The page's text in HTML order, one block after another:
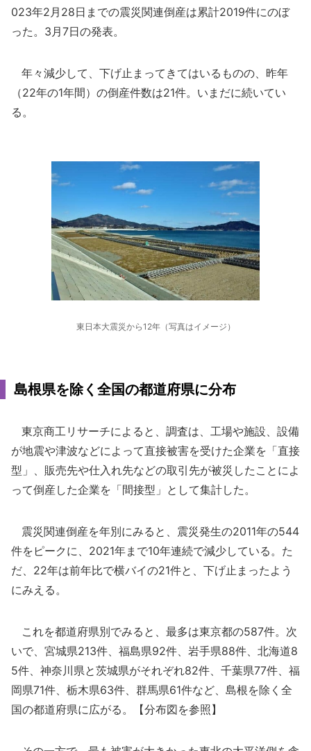
023年2月28日までの震災関連倒産は累計2019件にのぼ
った。3月7日の発表。
年々減少して、下げ止まってきてはいるものの、昨年
（22年の1年間）の倒産件数は21件。いまだに続いてい
る。
東日本大震災から12年（写真はイメージ）
島根県を除く全国の都道府県に分布
東京商工リサーチによると、調査は、工場や施設、設備
が地震や津波などによって直接被害を受けた企業を「直接
型」、販売先や仕入れ先などの取引先が被災したことによ
って倒産した企業を「間接型」として集計した。
震災関連倒産を年別にみると、震災発生の2011年の544
件をピークに、2021年まで10年連続で減少している。た
だ、22年は前年比で横バイの21件と、下げ止まったよう
にみえる。
これを都道府県別でみると、最多は東京都の587件。次
いで、宮城県213件、福島県92件、岩手県88件、北海道8
5件、神奈川県と茨城県がそれぞれ82件、千葉県77件、福
岡県71件、栃木県63件、群馬県61件など、島根を除く全
国の都道府県に広がる。【分布図を参照】